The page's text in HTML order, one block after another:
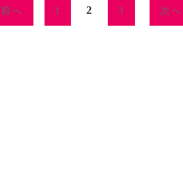
前へ 1 2 3 次へ